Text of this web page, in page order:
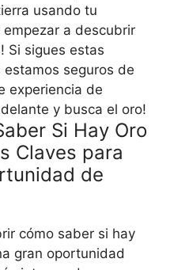
usando tu
empezar a descubrir
Si sigues estas
seguros de
experiencia de
y busca el oro!
Si Hay Oro
Claves para
de
cómo saber si hay
gran oportunidad